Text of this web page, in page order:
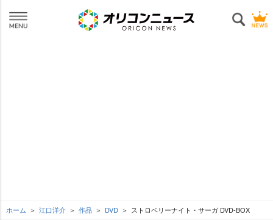
ホーム 江口洋介 作品 DVD ストロベリーナイト・サーガ DVD-BOX